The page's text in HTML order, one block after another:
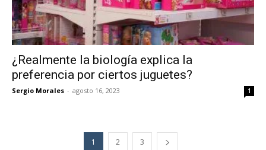
¿Realmente la biología explica la
preferencia por ciertos juguetes?
Sergio Morales - agosto 16, 2023 1
1 2 3